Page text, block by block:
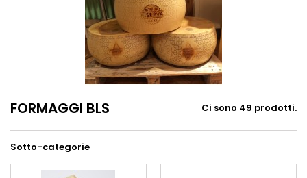
FORMAGGI BLS Ci sono 49 prodotti.
Sotto-categorie